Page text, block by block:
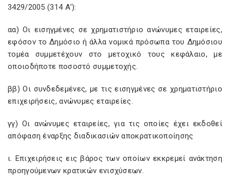
3429/2005 (314 Α’):
αα) Οι εισηγμένες σε χρηματιστήριο ανώνυμες εταιρείες,
εφόσον το Δημόσιο ή άλλα νομικά πρόσωπα του Δημόσιου
τομέα συμμετέχουν στο μετοχικό τους κεφάλαιο, με
οποιοδήποτε ποσοστό συμμετοχής.
ββ) Οι συνδεδεμένες, με τις εισηγμένες σε χρηματιστήριο
επιχειρήσεις, ανώνυμες εταιρείες.
γγ) Οι ανώνυμες εταιρείες, για τις οποίες έχει εκδοθεί
απόφαση έναρξης διαδικασιών αποκρατικοποίησης
ι. Επιχειρήσεις εις βάρος των οποίων εκκρεμεί ανάκτηση
προηγούμενων κρατικών ενισχύσεων.